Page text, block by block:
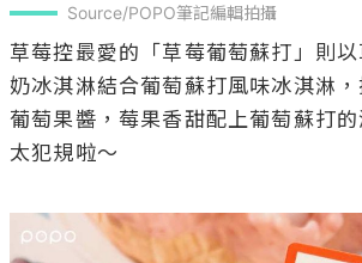
Source/POPO筆記編輯拍攝
草莓控最愛的「草莓葡萄蘇打」則
奶冰淇淋結合葡萄蘇打風味冰淇淋
葡萄果醬，莓果香甜配上葡萄蘇打
太犯規啦～